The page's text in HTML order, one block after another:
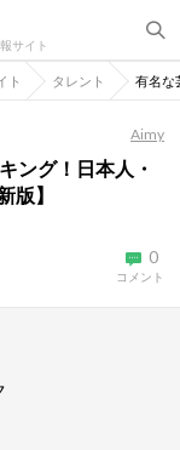
サイト
ト タレント 有名な
Aimy
ング！日本人・
版】
0
コメント